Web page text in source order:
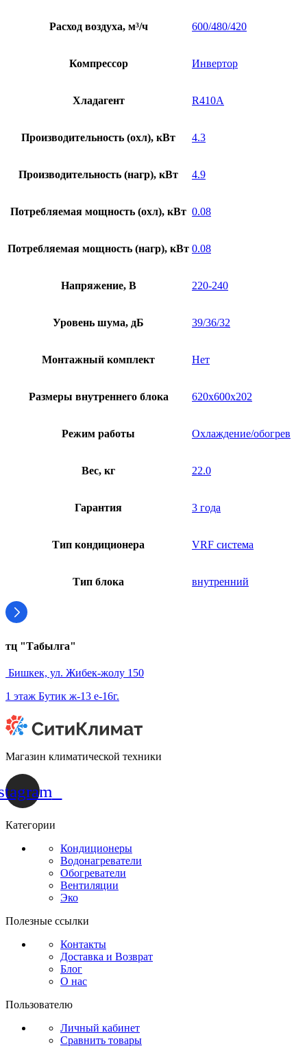
Расход воздуха, м³/ч 600/480/420
Компрессор Инвертор
Хладагент R410A
Производительность (охл), кВт 4.3
Производительность (нагр), кВт 4.9
Потребляемая мощность (охл), кВт 0.08
Потребляемая мощность (нагр), кВт 0.08
Напряжение, В 220-240
Уровень шума, дБ 39/36/32
Монтажный комплект Нет
Размеры внутреннего блока 620x600x202
Режим работы Охлаждение/обогрев
Вес, кг 22.0
Гарантия 3 года
Тип кондиционера VRF система
Тип блока внутренний
тц "Табылга"
Бишкек, ул. Жибек-жолу 150
1 этаж Бутик ж-13 е-16г.
Магазин климатической техники
Категории
Кондиционеры
Водонагреватели
Обогреватели
Вентиляции
Эко
Полезные ссылки
Контакты
Доставка и Возврат
Блог
О нас
Пользователю
Личный кабинет
Сравнить товары